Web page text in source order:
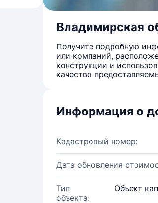
Владимирская
Получите подробную
или компаний,
конструкции и
качество
Информация о
Кадастровый номер:
Дата обновления
Тип
объекта:
Объект